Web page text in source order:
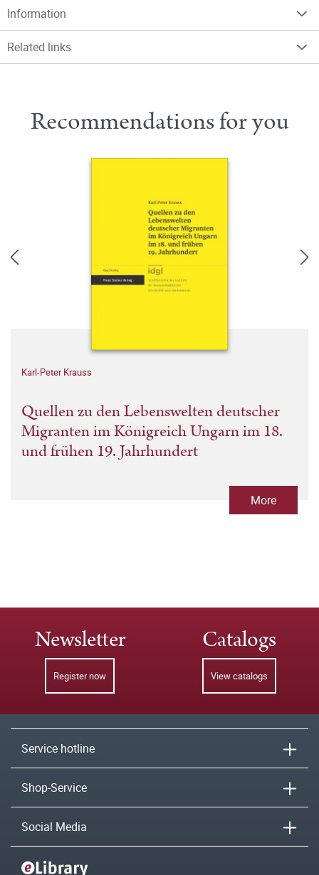
Information
Related links
Recommendations for you
Karl-Peter Krauss
Quellen zu den Lebenswelten deutscher
Migranten im Königreich Ungarn im 18.
und frühen 19. Jahrhundert
More
Newsletter
Register now
Catalogs
View catalogs
Service hotline
Shop-Service
Social Media